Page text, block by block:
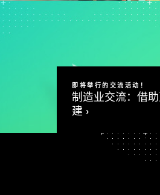
即将举行的交流活动！
制造业交流：借
建